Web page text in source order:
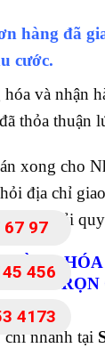
hàng đã
cước.
và nhận
thỏa thuận
xong cho
địa chỉ
được giải
HÀNG
TRỌN
nhánh tại
67 97
4173
456